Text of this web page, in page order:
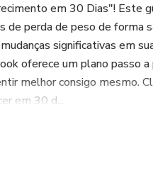
em 30 Dias"! Este
de perda de peso de forma
significativas em
oferece um plano passo
melhor consigo mesmo.
em 30 d...